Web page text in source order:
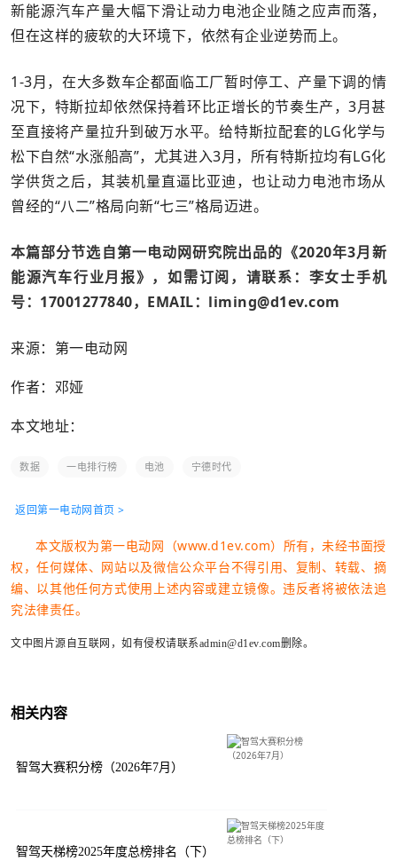
新能源汽车产量大幅下滑让动力电池企业随之应声而落，
但在这样的疲软的大环境下，依然有企业逆势而上。
1-3月，在大多数车企都面临工厂暂时停工、产量下调的情
况下，特斯拉却依然保持着环比正增长的节奏生产，3月甚
至直接将产量拉升到破万水平。给特斯拉配套的LG化学与
松下自然“水涨船高”，尤其进入3月，所有特斯拉均有LG化
学供货之后，其装机量直逼比亚迪，也让动力电池市场从
曾经的“八二”格局向新“七三”格局迈进。
本篇部分节选自第一电动网研究院出品的《2020年3月新
能源汽车行业月报》，如需订阅，请联系：李女士手机
号：17001277840，EMAIL：liming@d1ev.com
来源：第一电动网
作者：邓娅
本文地址：
数据 一电排行榜 电池 宁德时代
返回第一电动网首页 >
本文版权为第一电动网（www.d1ev.com）所有，未经书面授
权，任何媒体、网站以及微信公众平台不得引用、复制、转载、摘
编、以其他任何方式使用上述内容或建立镜像。违反者将被依法追
究法律责任。
文中图片源自互联网，如有侵权请联系admin@d1ev.com删除。
相关内容
智驾大赛积分榜（2026年7月）
智驾天梯榜2025年度总榜排名（下）